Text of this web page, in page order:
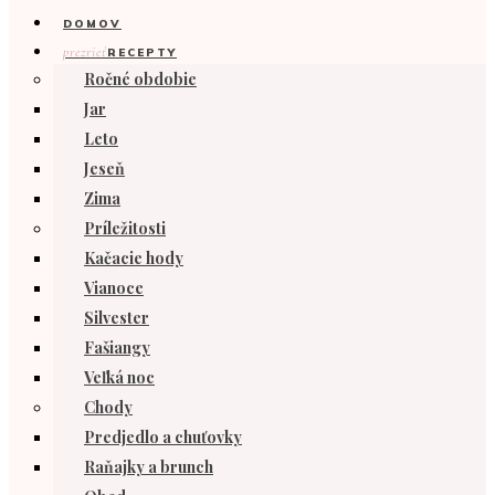
DOMOV
prezrieťRECEPTY
Ročné obdobie
Jar
Leto
Jeseň
Zima
Príležitosti
Kačacie hody
Vianoce
Silvester
Fašiangy
Veľká noc
Chody
Predjedlo a chuťovky
Raňajky a brunch